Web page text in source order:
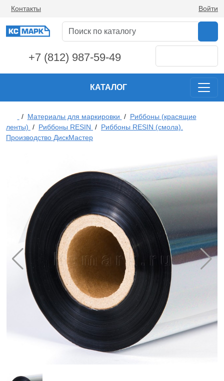
Контакты Войти
+7 (812) 987-59-49
КАТАЛОГ
/ Материалы для маркировки / Риббоны (красящие
ленты) / Риббоны RESIN / Риббоны RESIN (смола).
Производство ДискМастер